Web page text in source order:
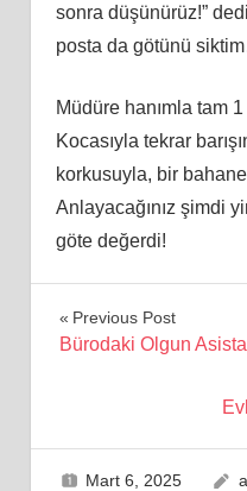
sonra düşünürüz!”
posta da götünü
Müdüre hanımla tam
Kocasıyla tekrar
korkusuyla, bir
Anlayacağınız şimdi
göte değerdi!
Yazı
Previous Post
Bürodaki Olgun
Mart 6, 2025